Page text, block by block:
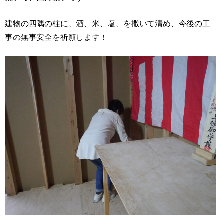
建物の四隅の柱に、酒、米、塩、を撒いて清め、今後の工
事の無事安全を祈願します！